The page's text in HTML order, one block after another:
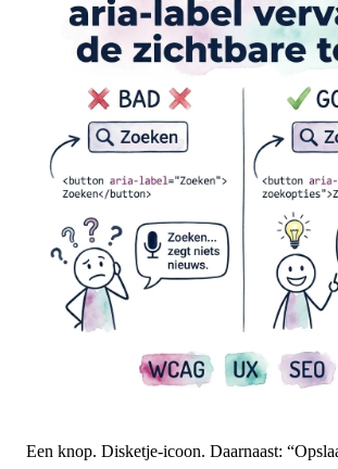
Een knop. Disketje-icoon. Daarnaast: